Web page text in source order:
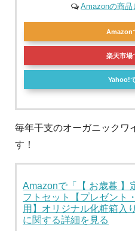
Amazonの商品
Amazon
楽天市場
Yahoo!
毎年干支のオーガニックワ
す！
Amazonで「【 お歳暮 】
フトセット【プレゼント
用】オリジナル化粧箱入
に関する詳細を見る